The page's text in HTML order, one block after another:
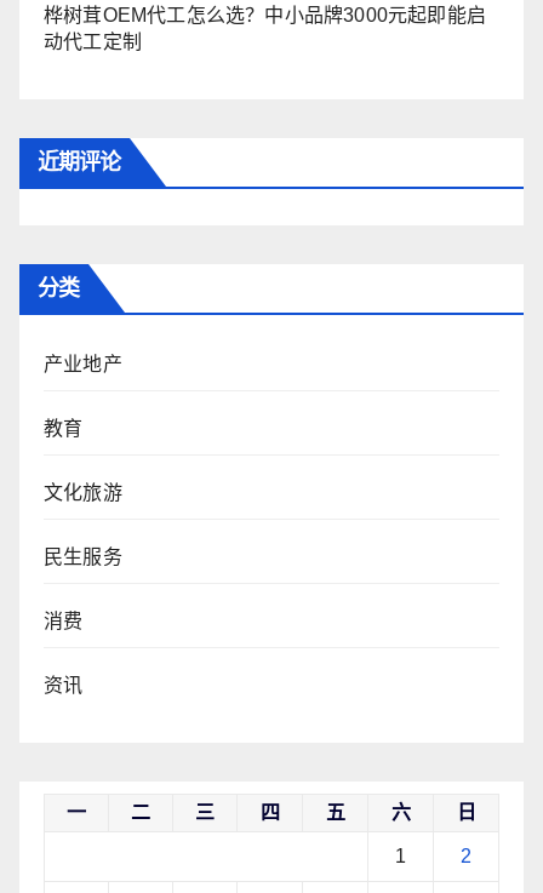
桦树茸OEM代工怎么选？中小品牌3000元起即能启
动代工定制
近期评论
分类
产业地产
教育
文化旅游
民生服务
消费
资讯
一 二 三 四 五 六 日
1 2